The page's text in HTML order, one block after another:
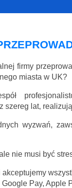
firmy
miasta w UK?
szereg lat,
wyzwań,
nie musi być
akceptujemy
Pay, Apple